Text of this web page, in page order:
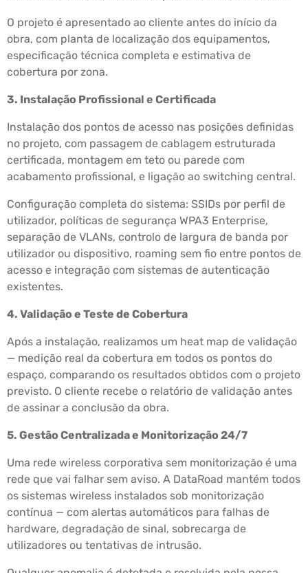
O projeto é apresentado ao cliente antes do início da
obra, com planta de localização dos equipamentos,
especificação técnica completa e estimativa de
cobertura por zona.
3. Instalação Profissional e Certificada
Instalação dos pontos de acesso nas posições definidas
no projeto, com passagem de cablagem estruturada
certificada, montagem em teto ou parede com
acabamento profissional, e ligação ao switching central.
Configuração completa do sistema: SSIDs por perfil de
utilizador, políticas de segurança WPA3 Enterprise,
separação de VLANs, controlo de largura de banda por
utilizador ou dispositivo, roaming sem fio entre pontos de
acesso e integração com sistemas de autenticação
existentes.
4. Validação e Teste de Cobertura
Após a instalação, realizamos um heat map de validação
— medição real da cobertura em todos os pontos do
espaço, comparando os resultados obtidos com o projeto
previsto. O cliente recebe o relatório de validação antes
de assinar a conclusão da obra.
5. Gestão Centralizada e Monitorização 24/7
Uma rede wireless corporativa sem monitorização é uma
rede que vai falhar sem aviso. A DataRoad mantém todos
os sistemas wireless instalados sob monitorização
contínua — com alertas automáticos para falhas de
hardware, degradação de sinal, sobrecarga de
utilizadores ou tentativas de intrusão.